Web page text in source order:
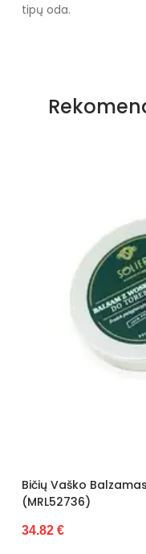
tipų oda.
Bičių Vaško
(MRL52736)
34.82 €